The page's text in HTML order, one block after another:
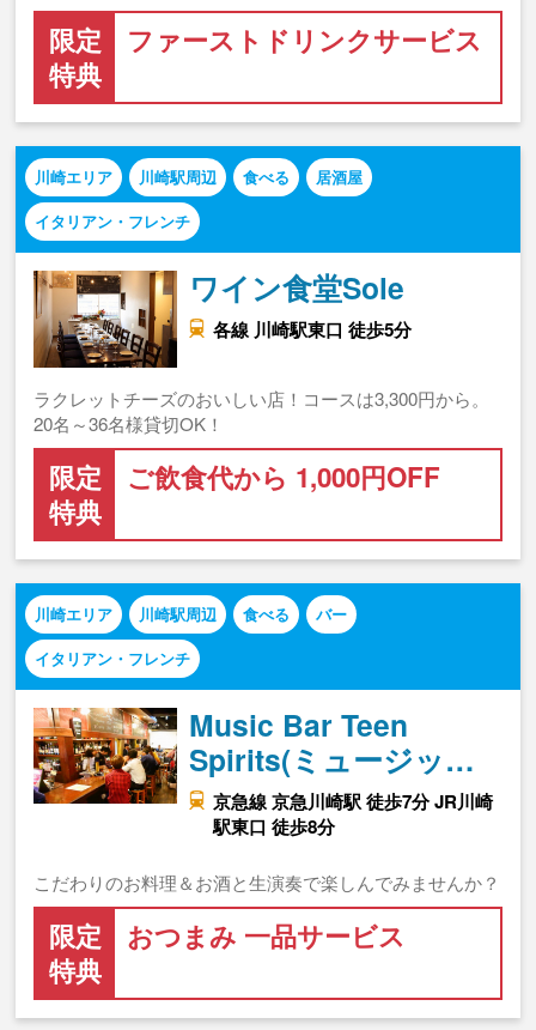
限定
特典
ファーストドリンクサービス
川崎エリア 川崎駅周辺 食べる
居酒屋
イタリアン・フレンチ
ワイン食堂Sole
各線 川崎駅東口 徒歩5分
ラクレットチーズのおいしい店！コースは3,300円から。
20名～36名様貸切OK！
限定
特典
ご飲食代から 1,000円OFF
川崎エリア 川崎駅周辺 食べる
バー
イタリアン・フレンチ
Music Bar Teen
Spirits(ミュージッ…
京急線 京急川崎駅 徒歩7分 JR川崎
駅東口 徒歩8分
こだわりのお料理＆お酒と生演奏で楽しんでみませんか？
限定
特典
おつまみ 一品サービス